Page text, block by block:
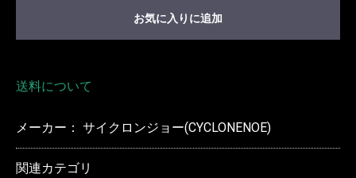
お気に入りに追加
送料について
メーカー： サイクロンジョー(CYCLONENOE)
関連カテゴリ